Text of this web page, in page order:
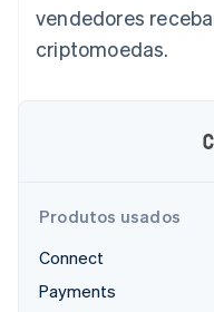
Radar
Prevenção de fraudes
Remoção de carbono
vendedores
criptomoedas.
Produtos usados
Connect
Payments